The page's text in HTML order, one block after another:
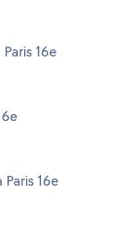
16e
16e